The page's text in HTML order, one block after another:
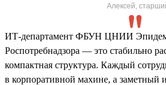
Алексей,
ИТ-департамент ФБУН ЦНИИ
Роспотребнадзора — это стабильно
компактная структура. Каждый
в корпоративной махине, а заметный